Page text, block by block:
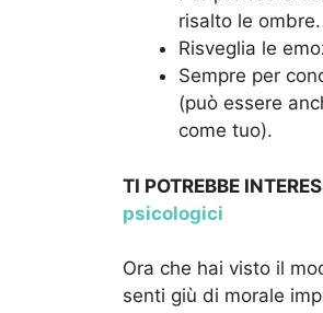
risalto le ombre.
Risveglia le
Sempre per
(può essere
come tuo).
TI POTREBBE
psicologici
Ora che hai visto il
senti giù di morale